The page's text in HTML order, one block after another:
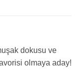
dokusu ve
olmaya aday!